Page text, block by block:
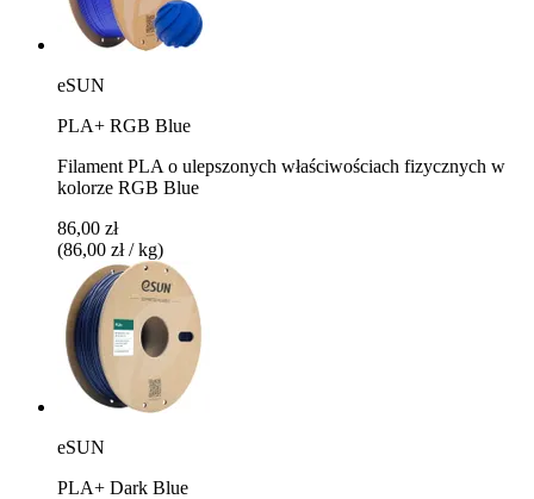
eSUN
PLA+ RGB Blue
Filament PLA o ulepszonych właściwościach fizycznych w
kolorze RGB Blue
86,00 zł
(86,00 zł / kg)
eSUN
PLA+ Dark Blue